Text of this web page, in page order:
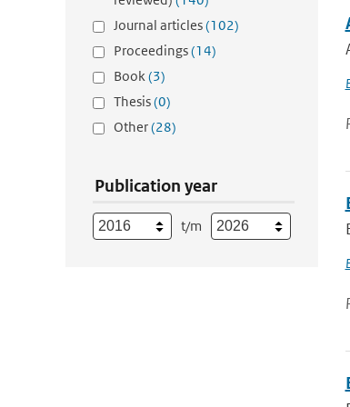
Journal articles(102)
Proceedings(14)
Book(3)
Thesis(0)
Other(28)
Publication year
t/m